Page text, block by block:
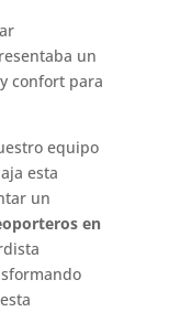
un
confort para
equipo
esta
un
en